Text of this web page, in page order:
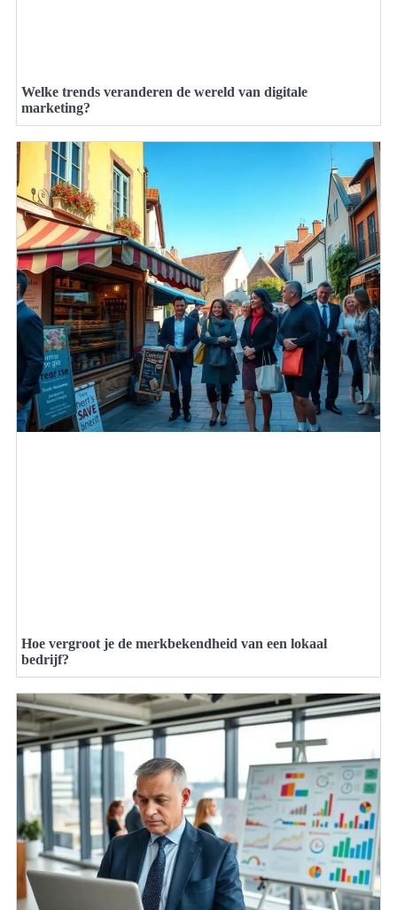
Welke trends veranderen de wereld van digitale
marketing?
Hoe vergroot je de merkbekendheid van een lokaal
bedrijf?